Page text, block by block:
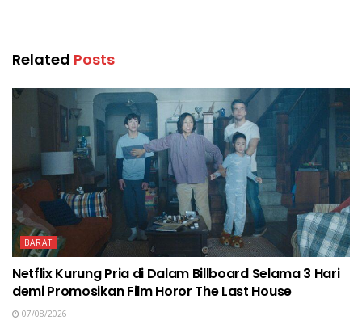
Related Posts
BARAT
Netflix Kurung Pria di Dalam Billboard Selama 3 Hari
demi Promosikan Film Horor The Last House
07/08/2026